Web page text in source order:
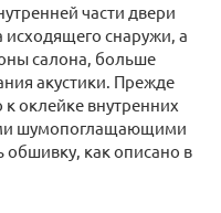
части двери
снаружи, а
салона, больше
акустики. Прежде
оклейке внутренних
шумопоглащающими
как описано в